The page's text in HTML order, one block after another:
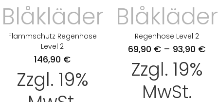
Blåkläder
Flammschutz Regenhose
Level 2
146,90 €
Zzgl. 19%
Blåkläder
Regenhose Level 2
69,90 € – 93,90 €
Zzgl. 19%
MwSt.